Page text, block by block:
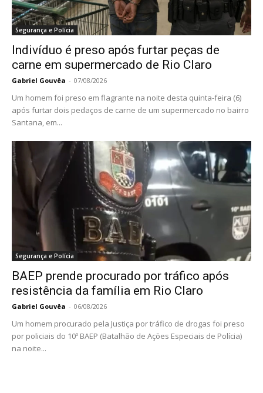
Segurança e Polícia
Indivíduo é preso após furtar peças de
carne em supermercado de Rio Claro
Gabriel Gouvêa - 07/08/2026
Um homem foi preso em flagrante na noite desta quinta-feira (6)
após furtar dois pedaços de carne de um supermercado no bairro
Santana, em...
Segurança e Polícia
BAEP prende procurado por tráfico após
resistência da família em Rio Claro
Gabriel Gouvêa - 06/08/2026
Um homem procurado pela Justiça por tráfico de drogas foi preso
por policiais do 10º BAEP (Batalhão de Ações Especiais de Polícia)
na noite...